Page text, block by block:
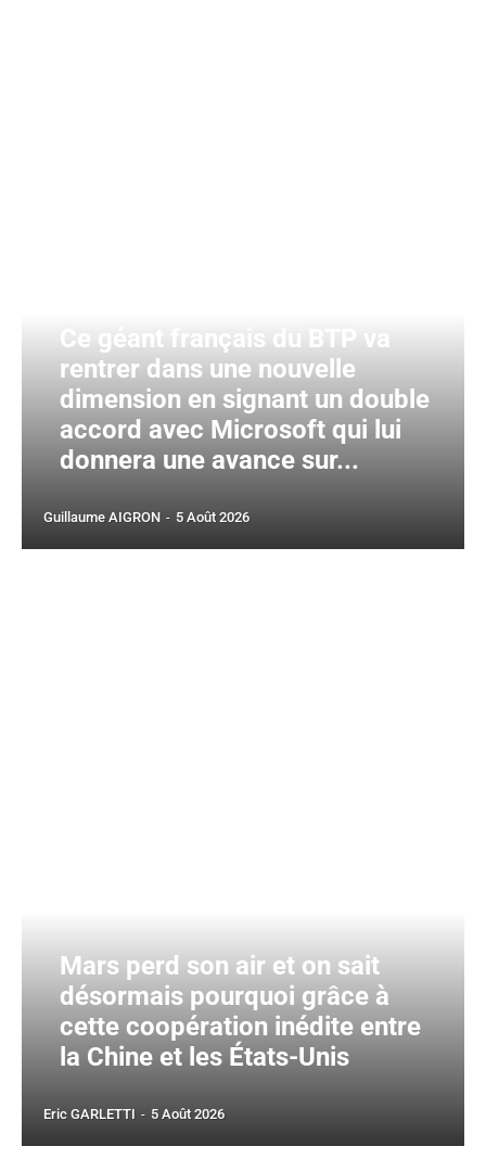
Ce géant français du BTP va
rentrer dans une nouvelle
dimension en signant un double
accord avec Microsoft qui lui
donnera une avance sur...
Guillaume AIGRON - 5 Août 2026
Mars perd son air et on sait
désormais pourquoi grâce à
cette coopération inédite entre
la Chine et les États-Unis
Eric GARLETTI - 5 Août 2026